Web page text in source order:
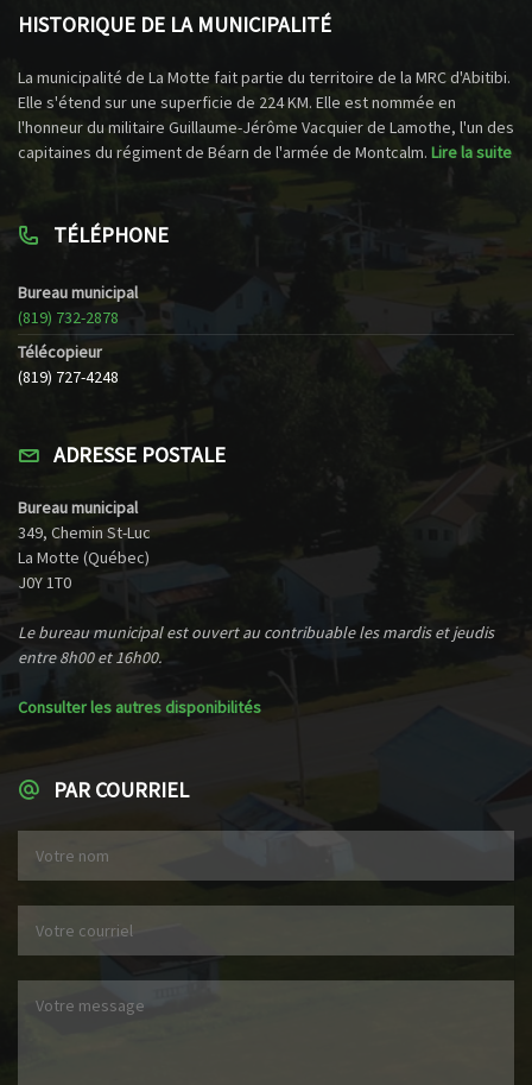
HISTORIQUE DE LA MUNICIPALITÉ
La municipalité de La Motte fait partie du territoire de la MRC d'Abitibi.
Elle s'étend sur une superficie de 224 KM. Elle est nommée en
l'honneur du militaire Guillaume-Jérôme Vacquier de Lamothe, l'un des
capitaines du régiment de Béarn de l'armée de Montcalm. Lire la suite
TÉLÉPHONE
Bureau municipal
(819) 732-2878
Télécopieur
(819) 727-4248
ADRESSE POSTALE
Bureau municipal
349, Chemin St-Luc
La Motte (Québec)
J0Y 1T0
Le bureau municipal est ouvert au contribuable les mardis et jeudis
entre 8h00 et 16h00.
Consulter les autres disponibilités
PAR COURRIEL